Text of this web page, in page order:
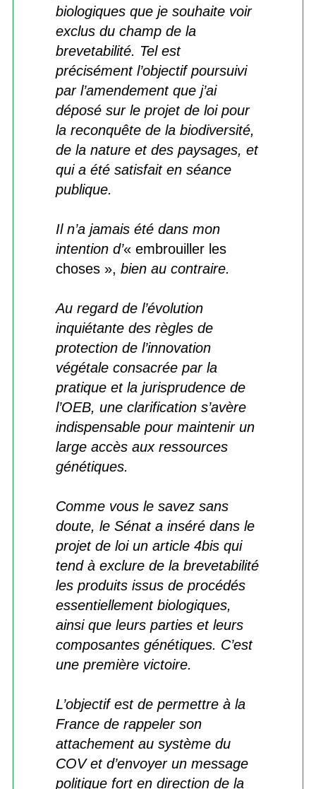
biologiques que je souhaite voir
exclus du champ de la
brevetabilité. Tel est
précisément l’objectif poursuivi
par l’amendement que j’ai
déposé sur le projet de loi pour
la reconquête de la biodiversité,
de la nature et des paysages, et
qui a été satisfait en séance
publique.
Il n’a jamais été dans mon
intention d’« embrouiller les
choses », bien au contraire.
Au regard de l’évolution
inquiétante des règles de
protection de l’innovation
végétale consacrée par la
pratique et la jurisprudence de
l’OEB, une clarification s’avère
indispensable pour maintenir un
large accès aux ressources
génétiques.
Comme vous le savez sans
doute, le Sénat a inséré dans le
projet de loi un article 4bis qui
tend à exclure de la brevetabilité
les produits issus de procédés
essentiellement biologiques,
ainsi que leurs parties et leurs
composantes génétiques. C’est
une première victoire.
L’objectif est de permettre à la
France de rappeler son
attachement au système du
COV et d’envoyer un message
politique fort en direction de la